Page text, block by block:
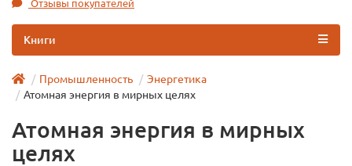
Отзывы покупателей
Книги
Промышленность
Энергетика
Атомная энергия в мирных целях
Атомная энергия в мирных
целях